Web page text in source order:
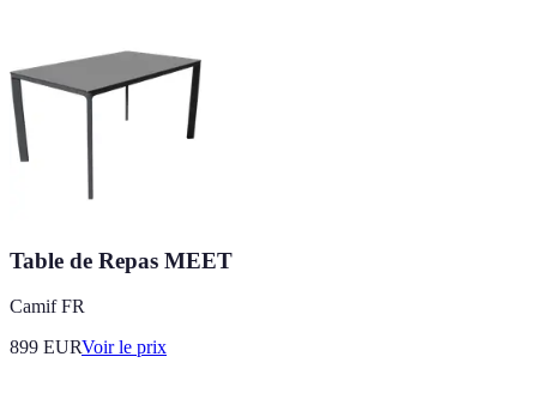
Table de Repas MEET
Camif FR
899 EURVoir le prix